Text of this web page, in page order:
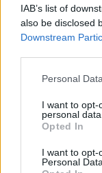
IAB’s list of
also be disclosed
Downstream
Personal
I want to opt-
personal data.
Opted In
I want to opt-
Personal Data.
minėtame
vairuotojai
automobilių
P.Gražulis,